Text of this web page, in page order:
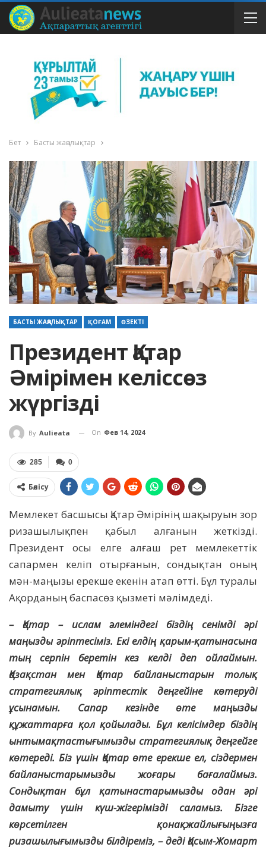
Бет Басты жаңалықтар
БАСТЫ ЖАҢАЛЫҚТАР ҚОҒАМ ӨЗЕКТІ
Президент Қатар
Әмірімен келіссөз
жүргізді
By Aulieata On Фев 14, 2024
0
285
Бөлісу
Мемлекет басшысы Қатар Әмірінің шақыруын зор
ризашылықпен қабыл алғанын жеткізді.
Президент осы елге алғаш рет мемлекеттік
сапармен келіп отырғанын, сондықтан оның
мән-маңызы ерекше екенін атап өтті. Бұл туралы
Ақорданың баспасөз қызметі мәлімдеді.
– Қатар – ислам әлеміндегі біздің сенімді әрі
маңызды әріптесіміз. Екі елдің қарым-қатынасына
тың серпін беретін кез келді деп ойлаймын.
Қазақстан мен Қатар байланыстарын толық
стратегиялық әріптестік деңгейіне көтеруді
ұсынамын. Сапар кезінде өте маңызды
құжаттарға қол қойылады. Бұл келісімдер біздің
ынтымақтастығымызды стратегиялық деңгейге
көтереді. Біз үшін Қатар өте ерекше ел, сіздермен
байланыстарымызды жоғары бағалаймыз.
Сондықтан бұл қатынастарымызды одан әрі
дамыту үшін күш-жігерімізді саламыз. Бізге
көрсетілген қонақжайлығыңызға
ризашылығымызды білдіреміз, – деді Қасым-Жомарт